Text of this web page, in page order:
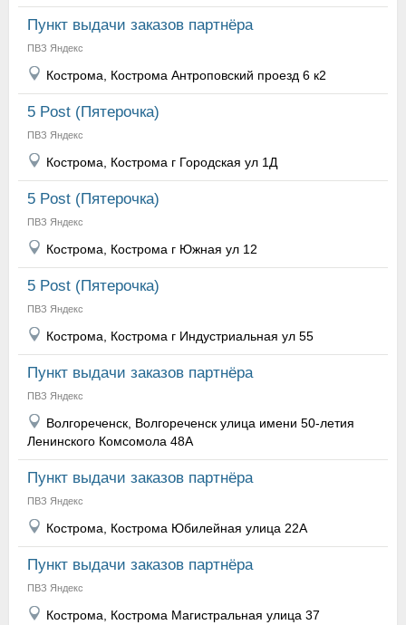
Пункт выдачи заказов партнёра
ПВЗ Яндекс
Кострома, Кострома Антроповский проезд 6 к2
5 Post (Пятерочка)
ПВЗ Яндекс
Кострома, Кострома г Городская ул 1Д
5 Post (Пятерочка)
ПВЗ Яндекс
Кострома, Кострома г Южная ул 12
5 Post (Пятерочка)
ПВЗ Яндекс
Кострома, Кострома г Индустриальная ул 55
Пункт выдачи заказов партнёра
ПВЗ Яндекс
Волгореченск, Волгореченск улица имени 50-летия
Ленинского Комсомола 48А
Пункт выдачи заказов партнёра
ПВЗ Яндекс
Кострома, Кострома Юбилейная улица 22А
Пункт выдачи заказов партнёра
ПВЗ Яндекс
Кострома, Кострома Магистральная улица 37